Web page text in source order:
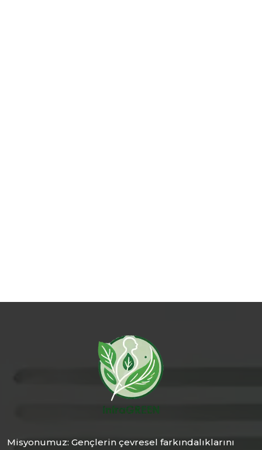
Misyonumuz: Gençlerin çevresel farkındalıklarını